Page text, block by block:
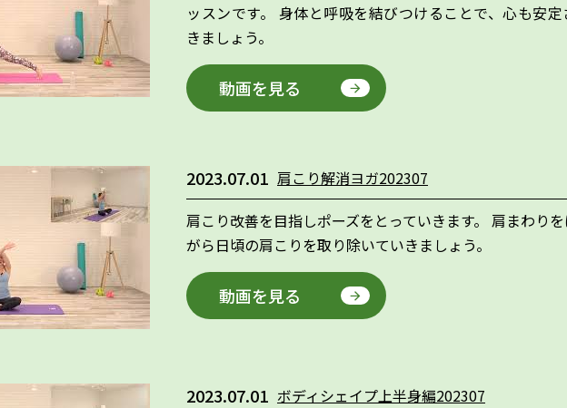
ッスンです。 身体と呼吸を結びつけることで、心も安
きましょう。
動画を見る
2023.07.01 肩こり解消ヨガ202307
肩こり改善を目指しポーズをとっていきます。 肩まわり
がら日頃の肩こりを取り除いていきましょう。
動画を見る
2023.07.01 ボディシェイプ上半身編202307